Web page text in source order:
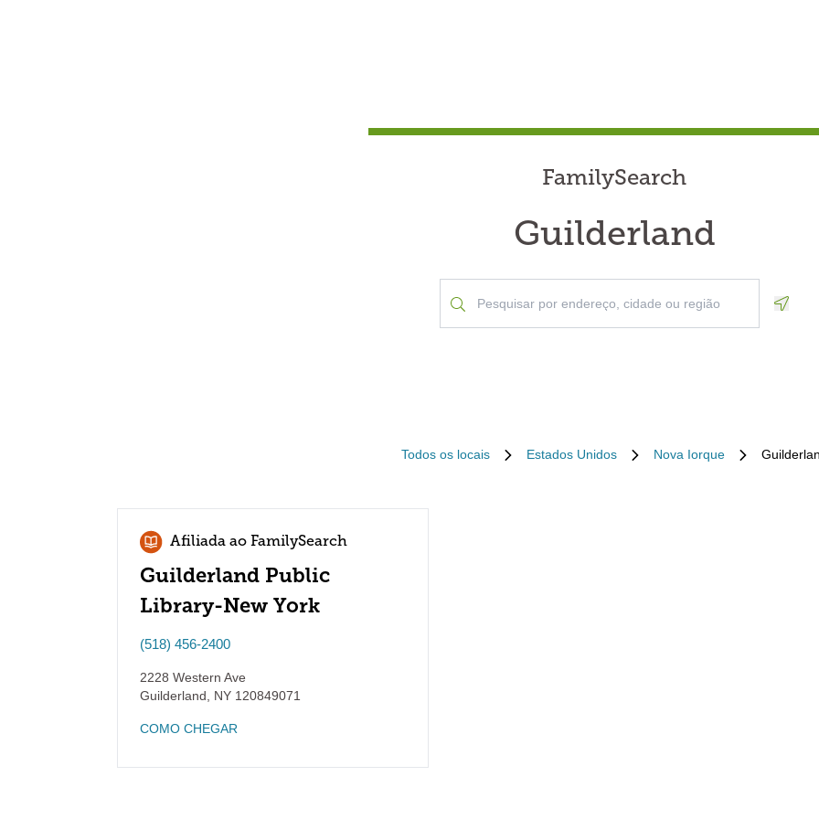
FamilySearch
Guilderland
Todos os locais Estados Unidos Nova Iorque
Afiliada ao FamilySearch
Guilderland Public
Library-New York
(518) 456-2400
2228 Western Ave
Guilderland
NY 120849071
COMO CHEGAR